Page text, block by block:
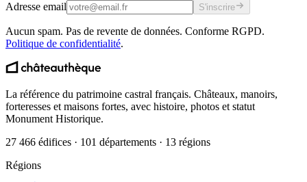
Adresse email S'inscrire
Aucun spam. Pas de revente de données. Conforme RGPD.
Politique de confidentialité.
La référence du patrimoine castral français. Châteaux, manoirs,
forteresses et maisons fortes, avec histoire, photos et statut
Monument Historique.
27 466 édifices · 101 départements · 13 régions
Régions